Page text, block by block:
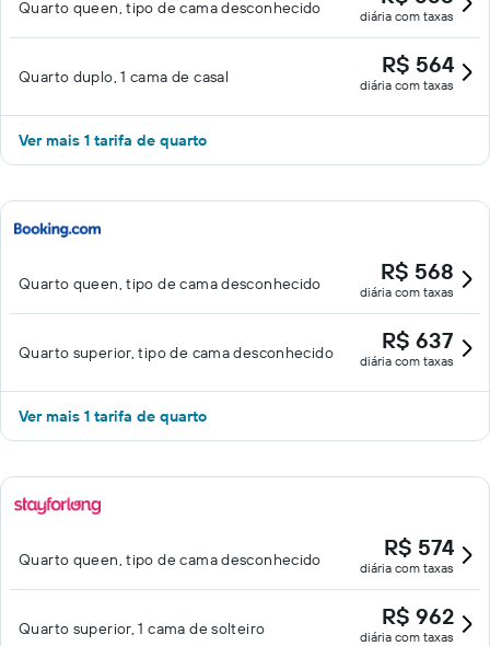
Quarto queen, tipo de cama desconhecido diária com taxas
Quarto duplo, 1 cama de casal R$ 564
diária com taxas
Ver mais 1 tarifa de quarto
Quarto queen, tipo de cama desconhecido R$ 568
diária com taxas
Quarto superior, tipo de cama desconhecido R$ 637
diária com taxas
Ver mais 1 tarifa de quarto
Quarto queen, tipo de cama desconhecido R$ 574
diária com taxas
Quarto superior, 1 cama de solteiro R$ 962
diária com taxas